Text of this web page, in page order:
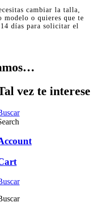
cambiar la talla,
o quieres que te
días para solicitar el
vez te interese